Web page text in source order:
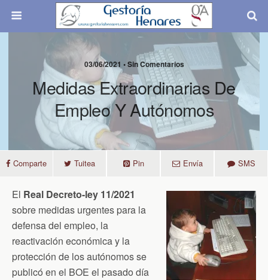
03/06/2021 • Sin Comentarios
Medidas Extraordinarias De
Empleo Y Autónomos
Comparte Tuitea Pin Envía SMS
El Real Decreto-ley 11/2021
sobre medidas urgentes para la
defensa del empleo, la
reactivación económica y la
protección de los autónomos se
publicó en el BOE el pasado día